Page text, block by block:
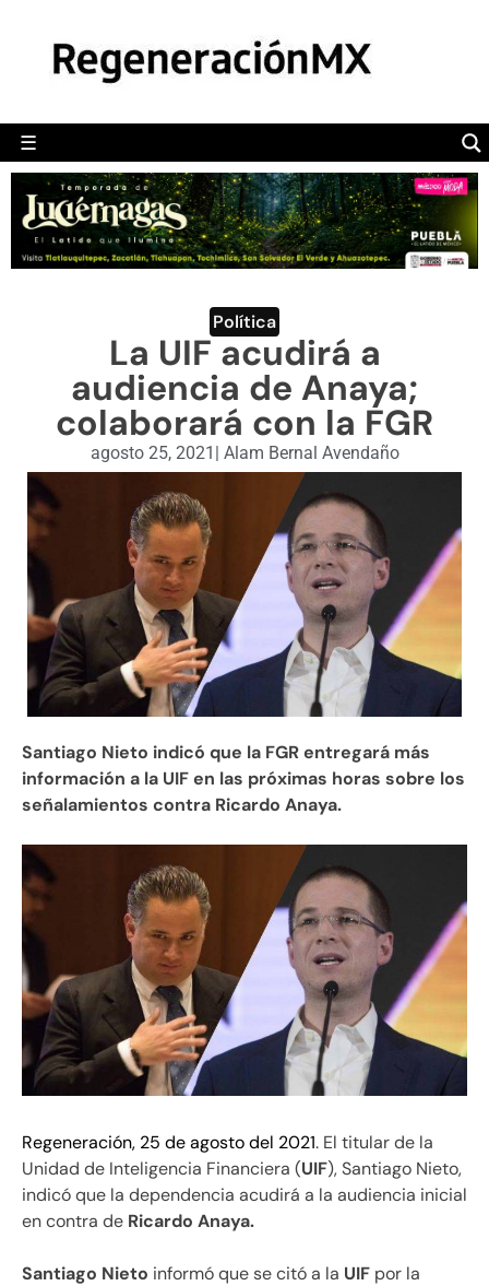
☰
POLÍTICA
CAMALEÓN
OPINIÓN
DEPORTES
ENGLISH SECTION
VIDEOS
Política
La UIF acudirá a
audiencia de Anaya;
colaborará con la FGR
agosto 25, 2021 | Alam Bernal Avendaño
Santiago Nieto indicó que la FGR entregará más
información a la UIF en las próximas horas sobre los
señalamientos contra Ricardo Anaya.
Regeneración, 25 de agosto del 2021. El titular de la
Unidad de Inteligencia Financiera (UIF), Santiago Nieto,
indicó que la dependencia acudirá a la audiencia inicial
en contra de Ricardo Anaya.
Santiago Nieto informó que se citó a la UIF por la